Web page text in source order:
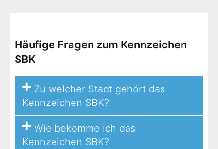
Häufige Fragen zum Kennzeichen
SBK
Zu welcher Stadt gehört das
Kennzeichen SBK?
Wie bekomme ich das
Kennzeichen SBK?